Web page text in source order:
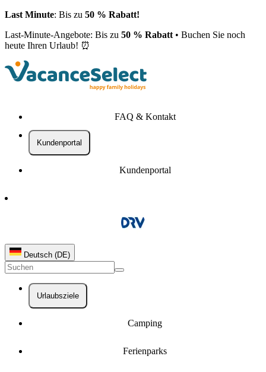
Last Minute: Bis zu 50 % Rabatt!
Last-Minute-Angebote: Bis zu 50 % Rabatt • Buchen Sie noch
heute Ihren Urlaub! ⏰
FAQ & Kontakt
Kundenportal
Kundenportal
Deutsch (DE)
Urlaubsziele
Camping
Ferienparks